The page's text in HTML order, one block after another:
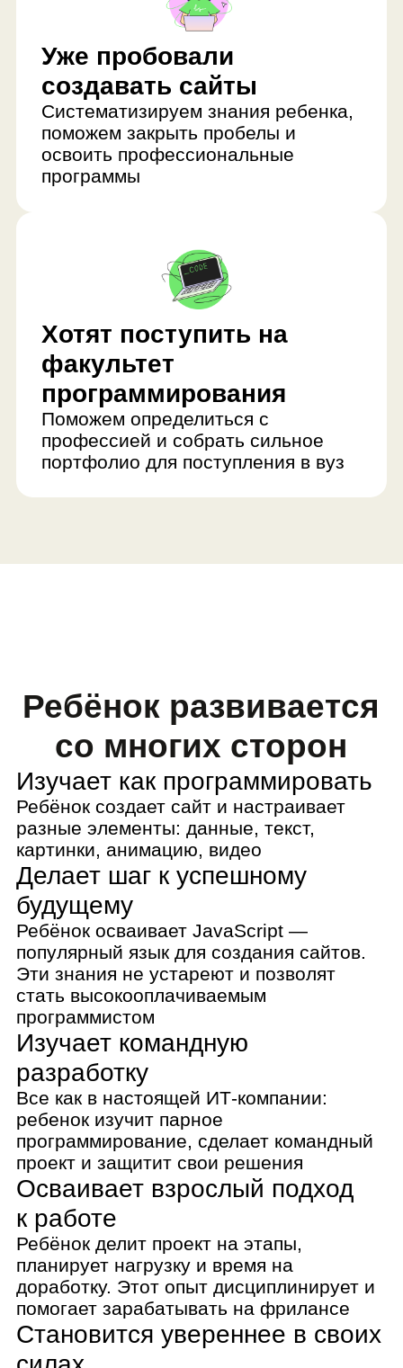
Хотят поступить на
факультет
программирования
Ребёнок развивается
со многих сторон
разные элементы: данные, текст,
стать высокооплачиваемым
Изучает командную
разработку
Все как в настоящей ИТ-компании:
ребенок изучит парное
программирование, сделает командный
проект и защитит свои решения
Осваивает взрослый подход
к работе
Ребёнок делит проект на этапы,
планирует нагрузку и время на
доработку. Этот опыт дисциплинирует и
помогает зарабатывать на фрилансе
Становится увереннее в своих
силах
Ребёнок практикуется и получает
результат на каждом материале курса.
Это повышает мотивацию и желание
дальше развивать проект